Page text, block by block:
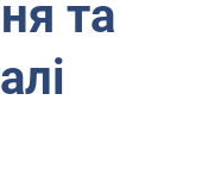
та